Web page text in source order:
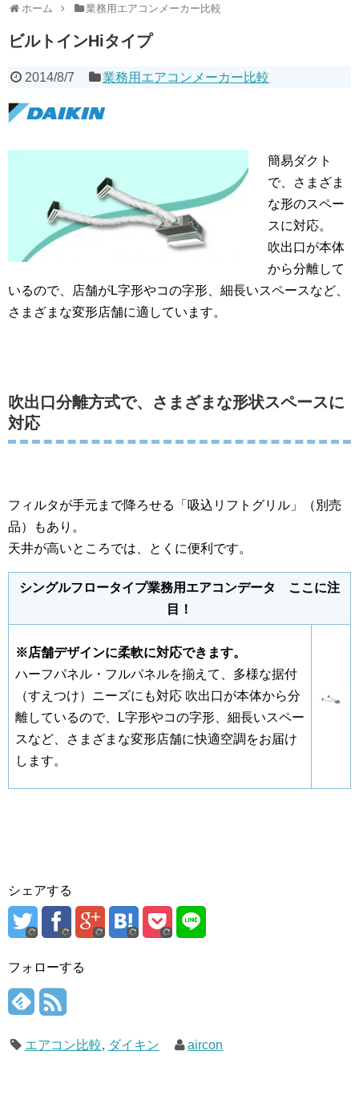
ホーム 業務用エアコンメーカー比較
ビルトインHiタイプ
2014/8/7 業務用エアコンメーカー比較
簡易ダクト
で、さまざま
な形のスペー
スに対応。
吹出口が本体
から分離して
いるので、店舗がL字形やコの字形、細長いスペースなど、
さまざまな変形店舗に適しています。
吹出口分離方式で、さまざまな形状スペースに
対応
フィルタが手元まで降ろせる「吸込リフトグリル」（別売
品）もあり。
天井が高いところでは、とくに便利です。
シングルフロータイプ業務用エアコンデータ ここに注
目！
※店舗デザインに柔軟に対応できます。
ハーフパネル・フルパネルを揃えて、多様な据付
（すえつけ）ニーズにも対応 吹出口が本体から分
離しているので、L字形やコの字形、細長いスペー
スなど、さまざまな変形店舗に快適空調をお届け
します。
シェアする
フォローする
エアコン比較, ダイキン aircon